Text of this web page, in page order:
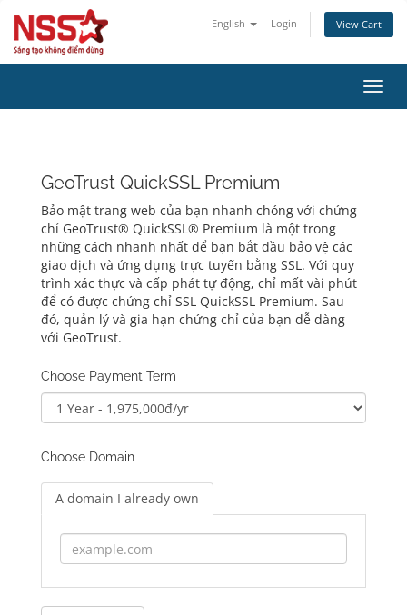
English Login View Cart
GeoTrust QuickSSL Premium
Bảo mật trang web của bạn nhanh chóng với chứng
chỉ GeoTrust® QuickSSL® Premium là một trong
những cách nhanh nhất để bạn bắt đầu bảo vệ các
giao dịch và ứng dụng trực tuyến bằng SSL. Với quy
trình xác thực và cấp phát tự động, chỉ mất vài phút
để có được chứng chỉ SSL QuickSSL Premium. Sau
đó, quản lý và gia hạn chứng chỉ của bạn dễ dàng
với GeoTrust.
Choose Payment Term
Choose Domain
A domain I already own